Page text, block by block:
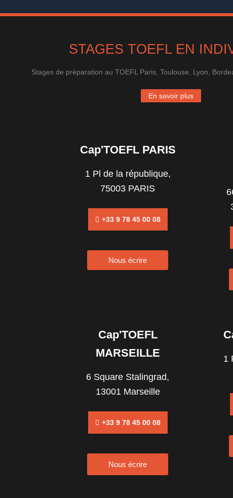
STAGES TOEFL EN
Stages de préparation au TOEFL Paris, Toulouse, Lyon,
En savoir plus
Cap'TOEFL PARIS
1 Pl de la république,
75003 PARIS
+33 9 78 45 00 08
Nous écrire
Cap'TOEFL
MARSEILLE
6 Square Stalingrad,
13001 Marseille
+33 9 78 45 00 08
Nous écrire
1